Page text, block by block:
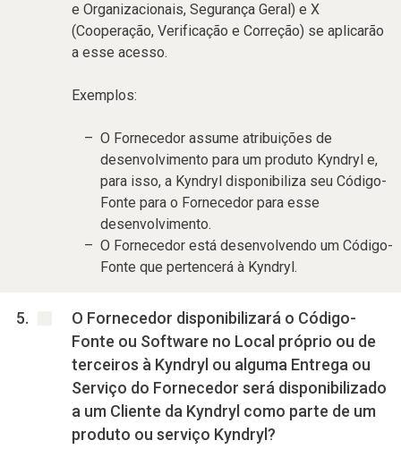
e Organizacionais, Segurança Geral) e X
(Cooperação, Verificação e Correção) se aplicarão
a esse acesso.
Exemplos:
O Fornecedor assume atribuições de
desenvolvimento para um produto Kyndryl e,
para isso, a Kyndryl disponibiliza seu Código-
Fonte para o Fornecedor para esse
desenvolvimento.
O Fornecedor está desenvolvendo um Código-
Fonte que pertencerá à Kyndryl.
O Fornecedor disponibilizará o Código-
Fonte ou Software no Local próprio ou de
terceiros à Kyndryl ou alguma Entrega ou
Serviço do Fornecedor será disponibilizado
a um Cliente da Kyndryl como parte de um
produto ou serviço Kyndryl?